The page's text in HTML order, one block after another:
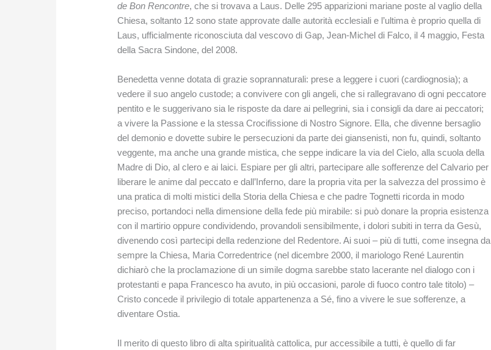
de Bon Rencontre, che si trovava a Laus. Delle 295 apparizioni mariane poste al vaglio della
Chiesa, soltanto 12 sono state approvate dalle autorità ecclesiali e l’ultima è proprio quella di
Laus, ufficialmente riconosciuta dal vescovo di Gap, Jean-Michel di Falco, il 4 maggio, Festa
della Sacra Sindone, del 2008.
Benedetta venne dotata di grazie soprannaturali: prese a leggere i cuori (cardiognosia); a
vedere il suo angelo custode; a convivere con gli angeli, che si rallegravano di ogni peccatore
pentito e le suggerivano sia le risposte da dare ai pellegrini, sia i consigli da dare ai peccatori;
a vivere la Passione e la stessa Crocifissione di Nostro Signore. Ella, che divenne bersaglio
del demonio e dovette subire le persecuzioni da parte dei giansenisti, non fu, quindi, soltanto
veggente, ma anche una grande mistica, che seppe indicare la via del Cielo, alla scuola della
Madre di Dio, al clero e ai laici. Espiare per gli altri, partecipare alle sofferenze del Calvario per
liberare le anime dal peccato e dall’Inferno, dare la propria vita per la salvezza del prossimo è
una pratica di molti mistici della Storia della Chiesa e che padre Tognetti ricorda in modo
preciso, portandoci nella dimensione della fede più mirabile: si può donare la propria esistenza
con il martirio oppure condividendo, provandoli sensibilmente, i dolori subiti in terra da Gesù,
divenendo così partecipi della redenzione del Redentore. Ai suoi – più di tutti, come insegna da
sempre la Chiesa, Maria Corredentrice (nel dicembre 2000, il mariologo René Laurentin
dichiarò che la proclamazione di un simile dogma sarebbe stato lacerante nel dialogo con i
protestanti e papa Francesco ha avuto, in più occasioni, parole di fuoco contro tale titolo) –
Cristo concede il privilegio di totale appartenenza a Sé, fino a vivere le sue sofferenze, a
diventare Ostia.
Il merito di questo libro di alta spiritualità cattolica, pur accessibile a tutti, è quello di far